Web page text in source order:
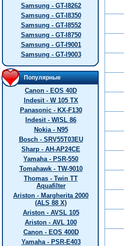
Samsung - GT-I8262
Samsung - GT-I8350
Samsung - GT-I8552
Samsung - GT-I8750
Samsung - GT-I9001
Samsung - GT-I9003
Популярные
Canon - EOS 40D
Indesit - W 105 TX
Panasonic - KX-F130
Indesit - WISL 86
Nokia - N95
Bosch - SRV55T03EU
Sharp - AH-AP24CE
Yamaha - PSR-550
Tomahawk - TW-9010
Thomas - Twin TT
Aquafilter
Ariston - Margherita 2000
(ALS 88 X)
Ariston - AVSL 105
Ariston - AVL 100
Canon - EOS 400D
Yamaha - PSR-E403